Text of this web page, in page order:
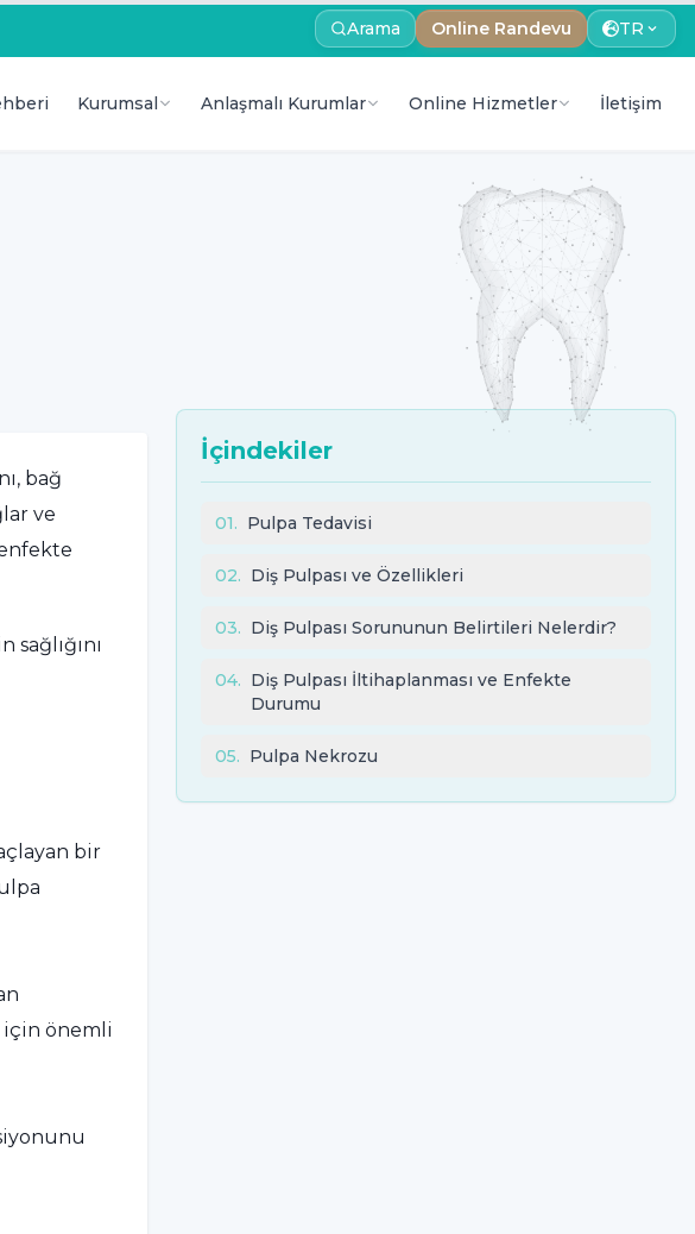
Arama Online Randevu TR
Kurumsal Anlaşmalı Kurumlar Online Hizmetler İletişim
bağ
ve
sağlığını
bir
için önemli
İçindekiler
01. Pulpa Tedavisi
02. Diş Pulpası ve Özellikleri
03. Diş Pulpası Sorununun Belirtileri Nelerdir?
04. Diş Pulpası İltihaplanması ve Enfekte
Durumu
05. Pulpa Nekrozu